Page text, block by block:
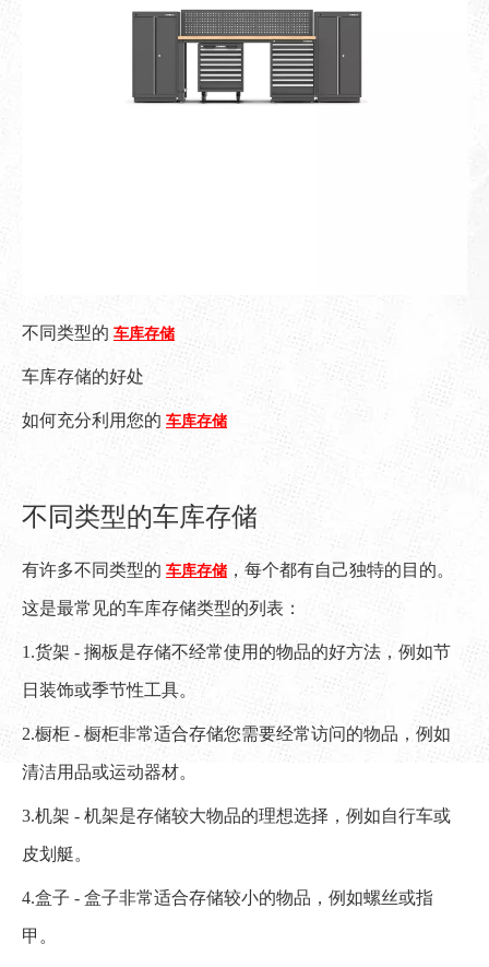
不同类型的 车库存储
车库存储的好处
如何充分利用您的车库存储
不同类型的车库存储
有许多不同类型的 车库存储 ，每个都有自己独特的目的。
这是最常见的车库存储类型的列表：
1.货架 - 搁板是存储不经常使用的物品的好方法，例如节
日装饰或季节性工具。
2.橱柜 - 橱柜非常适合存储您需要经常访问的物品，例如
清洁用品或运动器材。
3.机架 - 机架是存储较大物品的理想选择，例如自行车或
皮划艇。
4.盒子 - 盒子非常适合存储较小的物品，例如螺丝或指
甲。